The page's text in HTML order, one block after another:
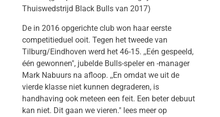
Thuiswedstrijd Black Bulls van 2017)
De in 2016 opgerichte club won haar eerste
competitieduel ooit. Tegen het tweede van
Tilburg/Eindhoven werd het 46-15. ,,Eén gespeeld,
één gewonnen", jubelde Bulls-speler en -manager
Mark Nabuurs na afloop. ,,En omdat we uit de
vierde klasse niet kunnen degraderen, is
handhaving ook meteen een feit. Een beter debuut
kan niet. Dit gaan we vieren." lees meer op